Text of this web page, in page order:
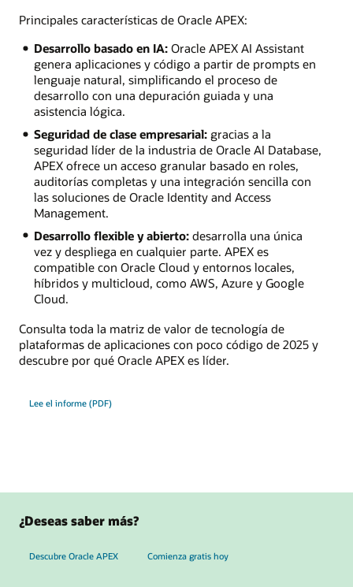
Principales características de Oracle APEX:
Desarrollo basado en IA:Oracle APEX AI Assistant
genera aplicaciones y código a partir de prompts en
lenguaje natural, simplificando el proceso de
desarrollo con una depuración guiada y una
asistencia lógica.
Seguridad de clase empresarial:gracias a la
seguridad líder de la industria de Oracle AI Database,
APEX ofrece un acceso granular basado en roles,
auditorías completas y una integración sencilla con
las soluciones de Oracle Identity and Access
Management.
Desarrollo flexible y abierto:desarrolla una única
vez y despliega en cualquier parte. APEX es
compatible con Oracle Cloud y entornos locales,
híbridos y multicloud, como AWS, Azure y Google
Cloud.
Consulta toda la matriz de valor de tecnología de
plataformas de aplicaciones con poco código de 2025 y
descubre por qué Oracle APEX es líder.
Lee el informe (PDF)
¿Deseas saber más?
Descubre Oracle APEX Comienza gratis hoy